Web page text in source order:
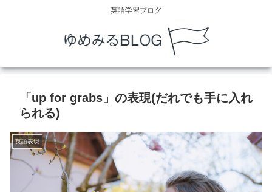
英語学習ブログ
「up for grabs」の表現(だれでも手に入れ
られる)
英語表現